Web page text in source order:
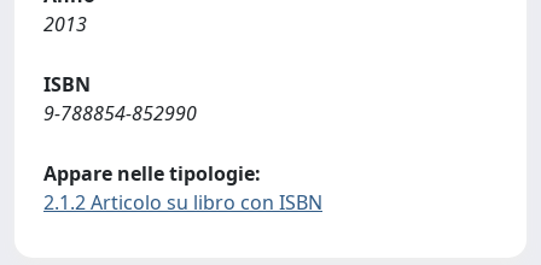
2013
ISBN
9-788854-852990
Appare nelle tipologie:
2.1.2 Articolo su libro con ISBN